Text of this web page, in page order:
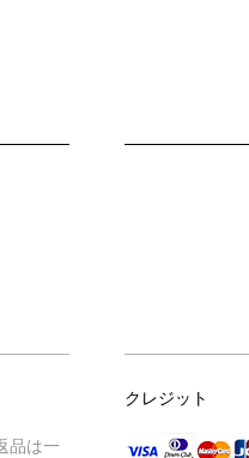
品は一
クレジット